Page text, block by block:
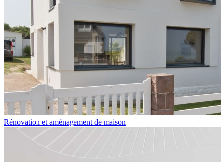
Rénovation et aménagement de maison